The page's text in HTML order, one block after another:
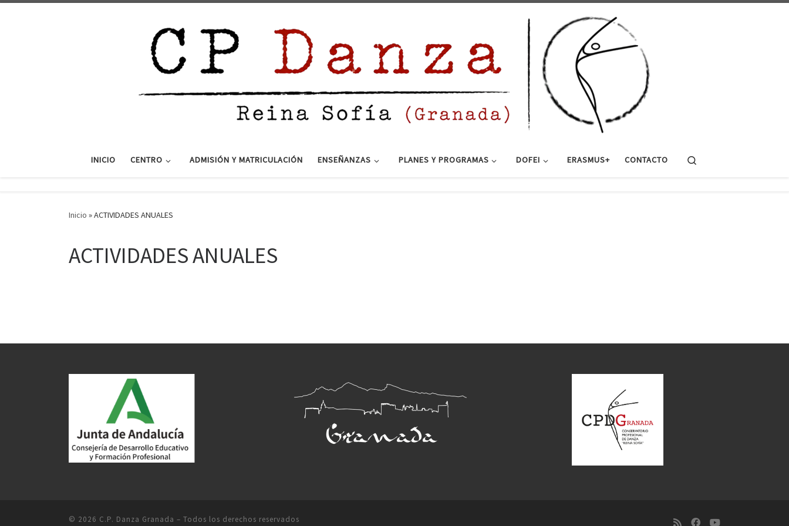
INICIO CENTRO ADMISIÓN Y MATRICULACIÓN ENSEÑANZAS PLANES Y PROGRAMAS DOFEI ERASMUS+ CONTACTO
Inicio »ACTIVIDADES ANUALES
ACTIVIDADES ANUALES
© 2026 C.P. Danza Granada – Todos los derechos reservados